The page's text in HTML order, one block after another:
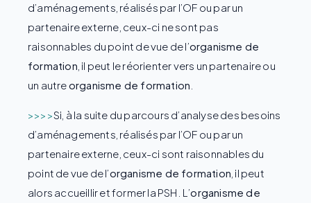
d’aménagements, réalisés par l’OF ou par un
partenaire externe, ceux-ci ne sont pas
raisonnables du point de vue de l’organisme de
formation , il peut le réorienter vers un partenaire ou
un autreorganisme de formation
>>>>Si, à la suite du parcours d’analyse des besoins
d’aménagements, réalisés par l’OF ou par un
partenaire externe, ceux-ci sont raisonnables du
point de vue de l’organisme de formation , il peut
alors accueillir et former la PSH. L’organisme de